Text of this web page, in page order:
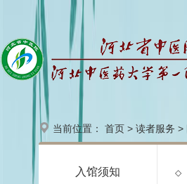
当前位置： 首页 > 读者服务 >
入馆须知 ◇